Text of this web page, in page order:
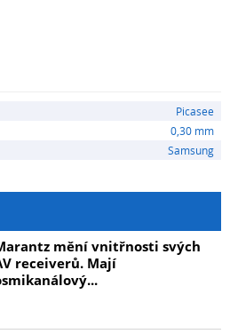
Picasee
0,30 mm
Samsung
mění vnitřnosti svých
receiverů. Mají